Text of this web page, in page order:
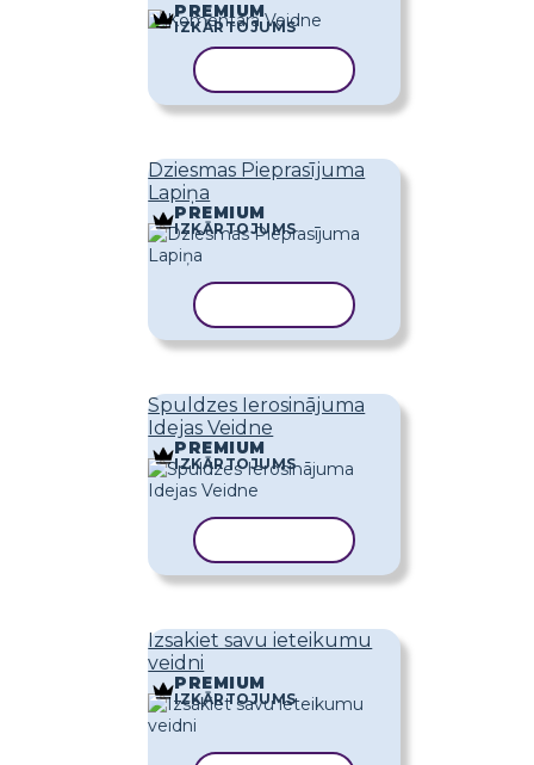
PREMIUM
IZKĀRTOJUMS
Dziesmas Pieprasījuma
Lapiņa
PREMIUM
IZKĀRTOJUMS
Spuldzes Ierosinājuma
Idejas Veidne
PREMIUM
IZKĀRTOJUMS
Izsakiet savu ieteikumu
veidni
PREMIUM
IZKĀRTOJUMS